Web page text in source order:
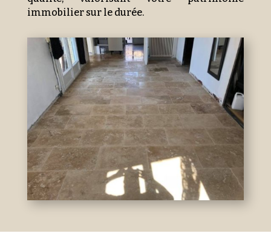
immobilier sur le durée.